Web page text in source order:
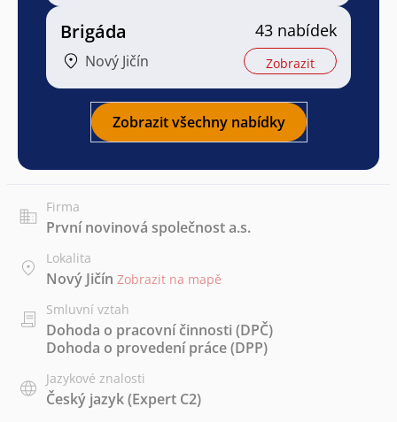
Brigáda
Nový Jičín
43 nabídek
Zobrazit
Zobrazit všechny nabídky
Firma
První novinová společnost a.s.
Lokalita
Nový Jičín Zobrazit na mapě
Smluvní vztah
Dohoda o pracovní činnosti (DPČ)
Dohoda o provedení práce (DPP)
Jazykové znalosti
Český jazyk(Expert C2)